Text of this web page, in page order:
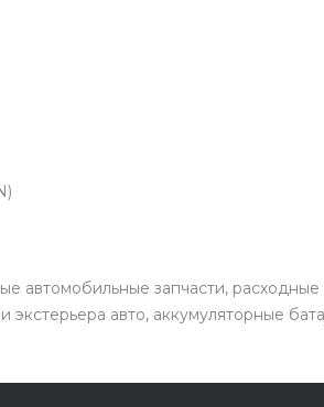
автомобильные запчасти,
авто, аккумуляторные